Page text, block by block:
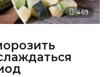
469